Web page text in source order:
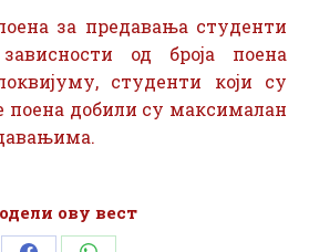
за предавања студенти
од броја поена
студенти који су
поена добили су максималан
ову вест